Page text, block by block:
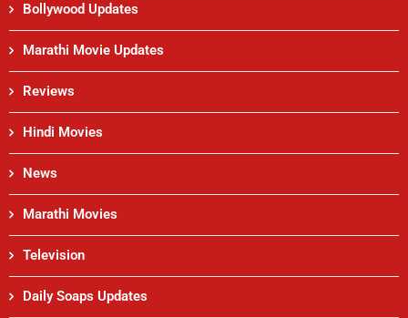
Bollywood Updates
Marathi Movie Updates
Reviews
Hindi Movies
News
Marathi Movies
Television
Daily Soaps Updates